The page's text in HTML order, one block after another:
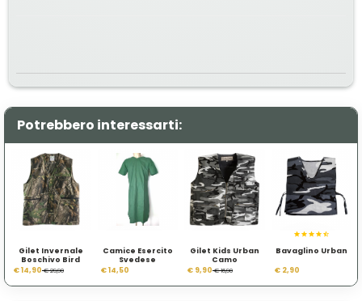
Potrebbero interessarti:
Gilet Invernale
Boschivo Bird
Whatching
€ 14,90€ 29,90
Camice Esercito
Svedese
€ 14,50
Gilet Kids Urban
Camo
€ 9,90€ 16,90
Bavaglino Urban
€ 2,90